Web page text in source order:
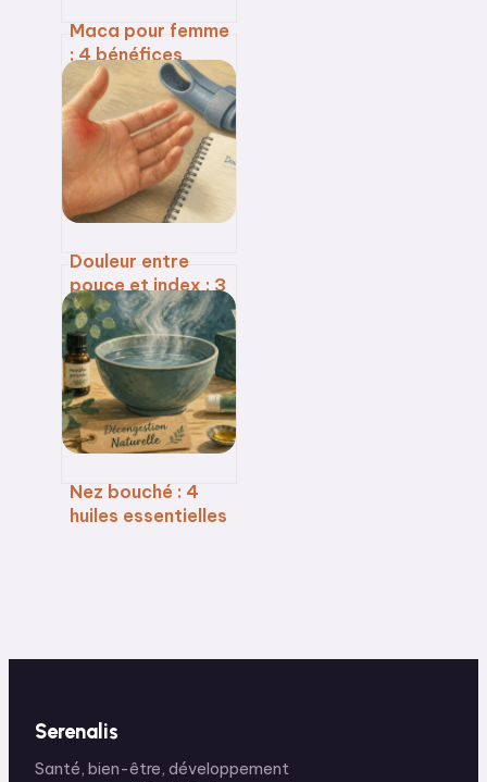
Maca pour femme
: 4 bénéfices
hormonaux et le
guide pratique
pour réussir votre
cure
Douleur entre
pouce et index : 3
signes pour
différencier
rhizarthrose et
tendinite
Nez bouché : 4
huiles essentielles
Serenalis
Santé, bien-être, développement